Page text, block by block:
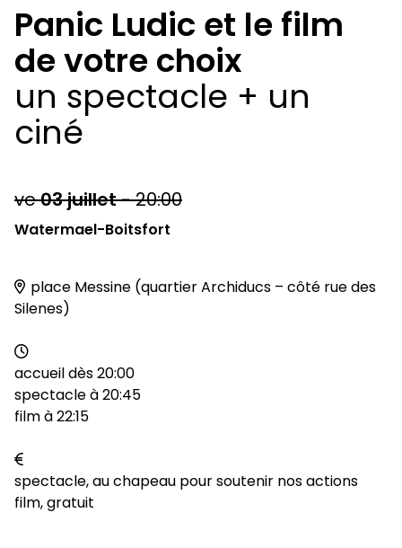
Panic Ludic et le film
de votre choix
un spectacle + un
ciné
ve03juillet-20:00
Watermael-Boitsfort
place Messine (quartier Archiducs – côté rue des
Silenes)
accueil dès 20:00
spectacle à 20:45
film à 22:15
spectacle, au chapeau pour soutenir nos actions
film, gratuit